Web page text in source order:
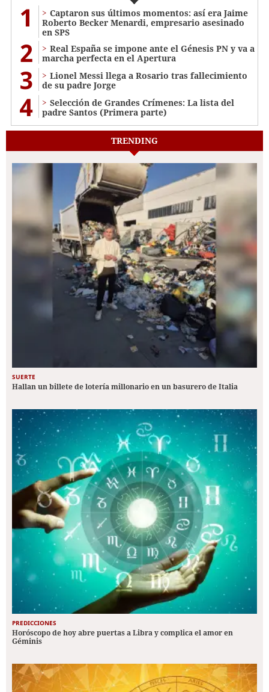
1
Captaron sus últimos momentos: así era Jaime
Roberto Becker Menardi​​​, empresario asesinado
en SPS
2
Real España se impone ante el Génesis PN y va a
marcha perfecta en el Apertura
3
Lionel Messi llega a Rosario tras fallecimiento
de su padre Jorge
4
Selección de Grandes Crímenes: La lista del
padre Santos (Primera parte)
TRENDING
SUERTE
Hallan un billete de lotería millonario en un basurero de Italia
PREDICCIONES
Horóscopo de hoy abre puertas a Libra y complica el amor en
Géminis